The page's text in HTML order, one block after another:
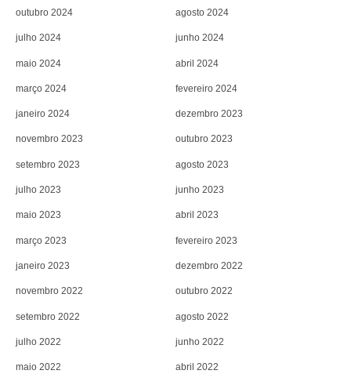
outubro 2024 agosto 2024
julho 2024 junho 2024
maio 2024 abril 2024
março 2024 fevereiro 2024
janeiro 2024 dezembro 2023
novembro 2023 outubro 2023
setembro 2023 agosto 2023
julho 2023 junho 2023
maio 2023 abril 2023
março 2023 fevereiro 2023
janeiro 2023 dezembro 2022
novembro 2022 outubro 2022
setembro 2022 agosto 2022
julho 2022 junho 2022
maio 2022 abril 2022